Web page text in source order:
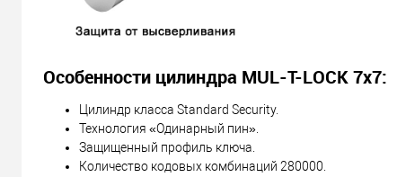
Особенности цилиндра MUL-T-LOCK 7х7:
Цилиндр класса Standard Security.
Технология «Одинарный пин».
Защищенный профиль ключа.
Количество кодовых комбинаций 280000.